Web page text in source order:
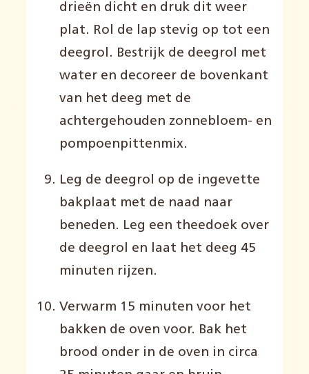
drieën dicht en druk dit weer
plat. Rol de lap stevig op tot een
deegrol. Bestrijk de deegrol met
water en decoreer de bovenkant
van het deeg met de
achtergehouden zonnebloem- en
pompoenpittenmix.
Leg de deegrol op de ingevette
bakplaat met de naad naar
beneden. Leg een theedoek over
de deegrol en laat het deeg 45
minuten rijzen.
Verwarm 15 minuten voor het
bakken de oven voor. Bak het
brood onder in de oven in circa